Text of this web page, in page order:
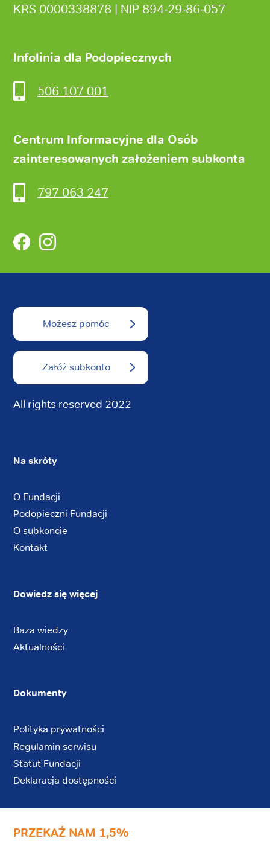
KRS 0000338878 | NIP 894‑29‑86‑057
Infolinia dla Podopiecznych
506 107 001
Centrum Informacyjne dla Osób
zainteresowanych założeniem subkonta
797 063 247
FacebookInstagram
Możesz pomóc
Załóż subkonto
All rights reserved 2022
Na skróty
O Fundacji
Podopieczni Fundacji
O subkoncie
Kontakt
Dowiedz się więcej
Baza wiedzy
Aktualności
Dokumenty
Polityka prywatności
Regulamin serwisu
Statut Fundacji
Deklaracja dostępności
PRZEKAŻ NAM 1,5%